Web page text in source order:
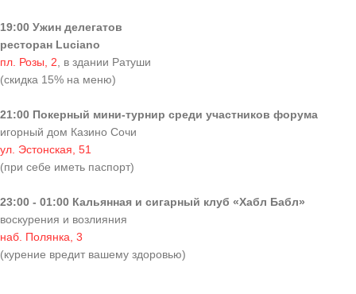
19:00 Ужин делегатов
ресторан Luciano
пл. Розы, 2 , в здании Ратуши
(скидка 15% на меню)
21:00 Покерный мини-турнир среди участников форума
игорный дом Казино Сочи
ул. Эстонская, 51
(при себе иметь паспорт)
23:00 - 01:00 Кальянная и сигарный клуб «Хабл Бабл»
воскурения и возлияния
наб. Полянка, 3
(курение вредит вашему здоровью)